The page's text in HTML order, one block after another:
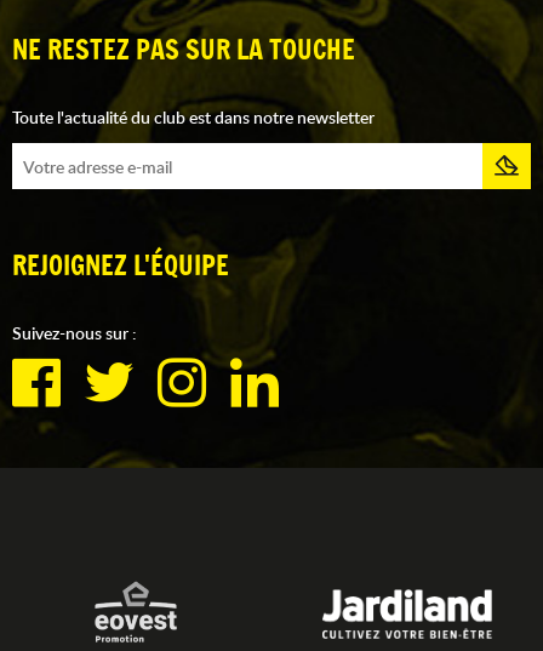
NE RESTEZ PAS SUR LA TOUCHE
Toute l'actualité du club est dans notre newsletter
REJOIGNEZ L'ÉQUIPE
Suivez-nous sur :